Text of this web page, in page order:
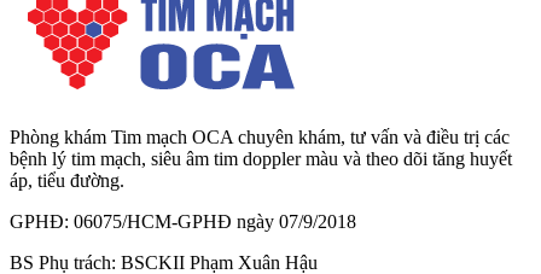
Phòng khám Tim mạch OCA chuyên khám, tư vấn và điều trị các
bệnh lý tim mạch, siêu âm tim doppler màu và theo dõi tăng huyết
áp, tiểu đường.
GPHĐ: 06075/HCM-GPHĐ ngày 07/9/2018
BS Phụ trách: BSCKII Phạm Xuân Hậu